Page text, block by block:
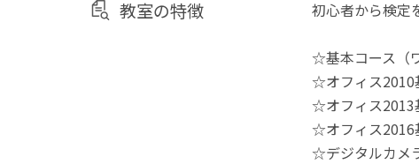
教室の特徴 初心者から検定
☆基本コース（
☆オフィス2010
☆オフィス2013
☆オフィス2016
☆デジタルカメ